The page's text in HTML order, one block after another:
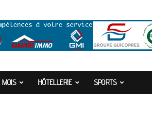
HÔTELLERIE SPORTS